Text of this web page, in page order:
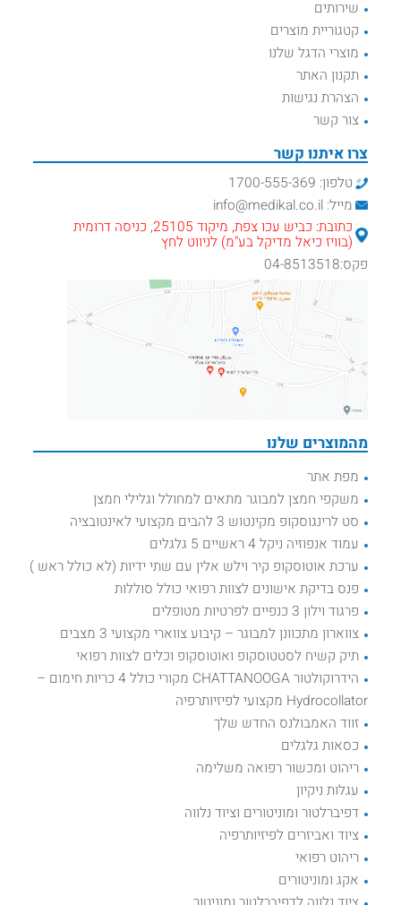
שירותים
קטגוריית מוצרים
מוצרי הדגל שלנו
תקנון האתר
הצהרת נגישות
צור קשר
מהמוצרים שלנו
מפת אתר
משקפי חמצן למבוגר מתאים למחולל וגלילי חמצן
סט לרינגוסקופ מקינטוש 3 להבים מקצועי לאינטובציה
עמוד אנפוזיה ניקל 4 ראשיים 5 גלגלים
ערכת אוטוסקופ קיר וילש אלין עם שתי ידיות (לא כולל ראש )
פנס בדיקת אישונים לצוות רפואי כולל סוללות
פרגוד וילון 3 כנפיים לפרטיות מטופלים
צווארון מתכוונן למבוגר – קיבוע צווארי מקצועי 3 מצבים
תיק קשיח לסטטוסקופ ואוטוסקופ וכלים לצוות רפואי
הידרוקולטור CHATTANOOGA מקורי כולל 4 כריות חימום –
Hydrocollator מקצועי לפיזיותרפיה
זווד האמבולנס החדש שלך
כסאות גלגלים
ריהוט ומכשור רפואה משלימה
עגלות ניקיון
דפיברלטור ומוניטורים וציוד נלווה
ציוד ואביזרים לפיזיותרפיה
ריהוט רפואי
אקג ומוניטורים
צרו איתנו קשר
טלפון: 1700-555-369
מייל: info@medikal.co.il
כתובת: כביש עכו צפת, מיקוד 25105, כניסה דרומית
(בוויז כיאל מדיקל בע"מ) לניווט לחץ
פקס:04-8513518